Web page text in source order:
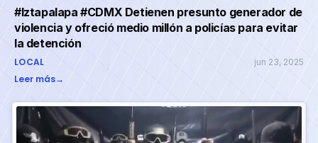
#Iztapalapa #CDMX Detienen presunto generador de
violencia y ofreció medio millón a policías para evitar
la detención
LOCAL jun 23, 2025
Leer más→